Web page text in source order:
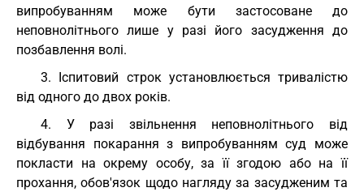
випробуванням може бути застосоване до
неповнолітнього лише у разі його засудження до
позбавлення волі.
3. Іспитовий строк установлюється тривалістю
від одного до двох років.
4. У разі звільнення неповнолітнього від
відбування покарання з випробуванням суд може
покласти на окрему особу, за її згодою або на її
прохання, обов'язок щодо нагляду за засудженим та